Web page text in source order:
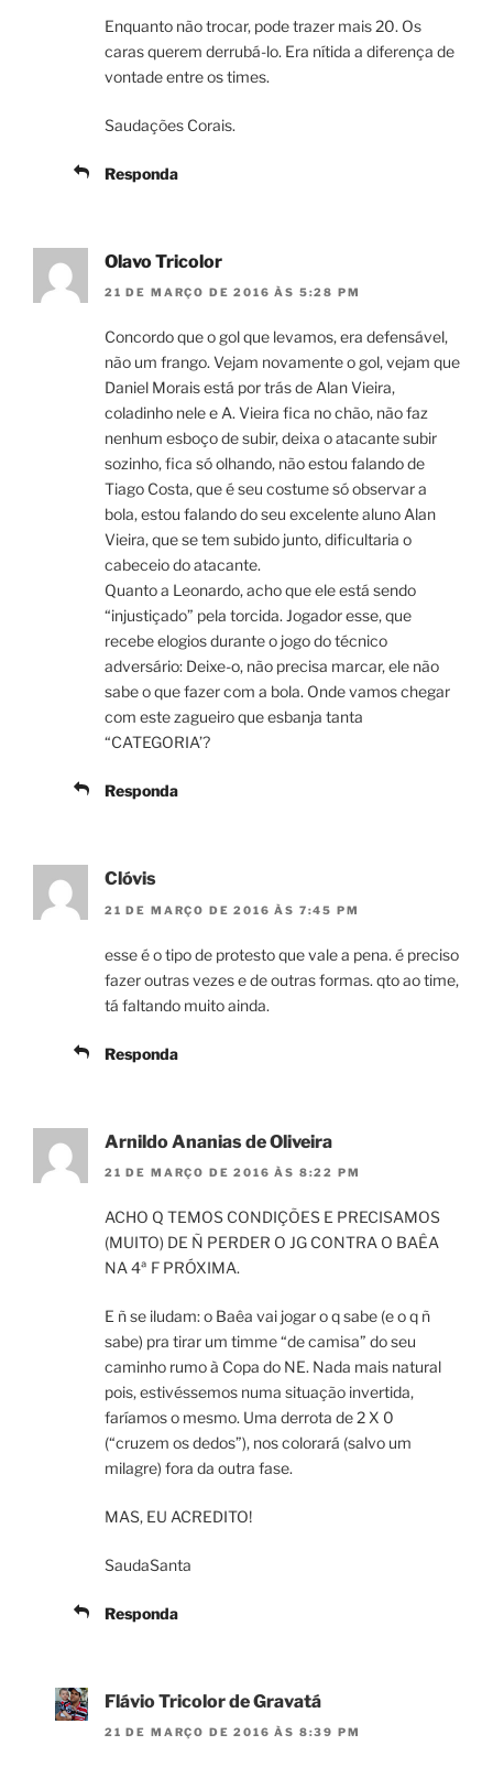
Enquanto não trocar, pode trazer mais 20. Os
caras querem derrubá-lo. Era nítida a diferença de
vontade entre os times.
Saudações Corais.
Responda
Olavo Tricolor
21 DE MARÇO DE 2016 ÀS 5:28 PM
Concordo que o gol que levamos, era defensável,
não um frango. Vejam novamente o gol, vejam que
Daniel Morais está por trás de Alan Vieira,
coladinho nele e A. Vieira fica no chão, não faz
nenhum esboço de subir, deixa o atacante subir
sozinho, fica só olhando, não estou falando de
Tiago Costa, que é seu costume só observar a
bola, estou falando do seu excelente aluno Alan
Vieira, que se tem subido junto, dificultaria o
cabeceio do atacante.
Quanto a Leonardo, acho que ele está sendo
“injustiçado” pela torcida. Jogador esse, que
recebe elogios durante o jogo do técnico
adversário: Deixe-o, não precisa marcar, ele não
sabe o que fazer com a bola. Onde vamos chegar
com este zagueiro que esbanja tanta
“CATEGORIA’?
Responda
Clóvis
21 DE MARÇO DE 2016 ÀS 7:45 PM
esse é o tipo de protesto que vale a pena. é preciso
fazer outras vezes e de outras formas. qto ao time,
tá faltando muito ainda.
Responda
Arnildo Ananias de Oliveira
21 DE MARÇO DE 2016 ÀS 8:22 PM
ACHO Q TEMOS CONDIÇÕES E PRECISAMOS
(MUITO) DE Ñ PERDER O JG CONTRA O BAÊA
NA 4ª F PRÓXIMA.
E ñ se iludam: o Baêa vai jogar o q sabe (e o q ñ
sabe) pra tirar um timme “de camisa” do seu
caminho rumo à Copa do NE. Nada mais natural
pois, estivéssemos numa situação invertida,
faríamos o mesmo. Uma derrota de 2 X 0
(“cruzem os dedos”), nos colorará (salvo um
milagre) fora da outra fase.
MAS, EU ACREDITO!
SaudaSanta
Responda
Flávio Tricolor de Gravatá
21 DE MARÇO DE 2016 ÀS 8:39 PM